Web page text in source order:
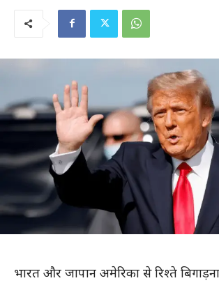
भारत और जापान अमेरिका से रिश्ते